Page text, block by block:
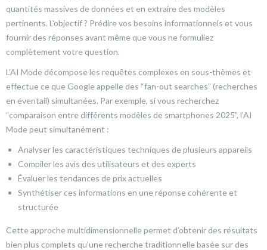
quantités massives de données et en extraire des modèles
pertinents. L’objectif ? Prédire vos besoins informationnels et vous
fournir des réponses avant même que vous ne formuliez
complètement votre question.
L’AI Mode décompose les requêtes complexes en sous-thèmes et
effectue ce que Google appelle des “fan-out searches” (recherches
en éventail) simultanées. Par exemple, si vous recherchez
“comparaison entre différents modèles de smartphones 2025”, l’AI
Mode peut simultanément :
Analyser les caractéristiques techniques de plusieurs appareils
Compiler les avis des utilisateurs et des experts
Évaluer les tendances de prix actuelles
Synthétiser ces informations en une réponse cohérente et
structurée
Cette approche multidimensionnelle permet d’obtenir des résultats
bien plus complets qu’une recherche traditionnelle basée sur des